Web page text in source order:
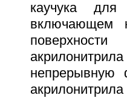
каучука для
включающем
непрерывную